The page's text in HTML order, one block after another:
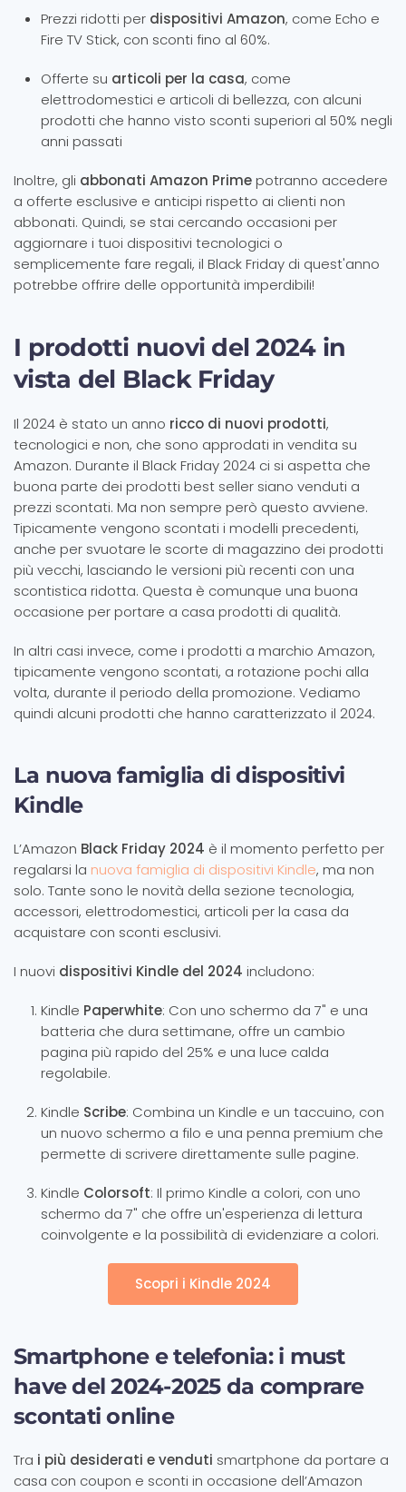
Prezzi ridotti per dispositivi Amazon, come Echo e
Fire TV Stick, con sconti fino al 60%.
Offerte su articoli per la casa, come
elettrodomestici e articoli di bellezza, con alcuni
prodotti che hanno visto sconti superiori al 50% negli
anni passati​
Inoltre, gli abbonati Amazon Primepotranno accedere
a offerte esclusive e anticipi rispetto ai clienti non
abbonati. Quindi, se stai cercando occasioni per
aggiornare i tuoi dispositivi tecnologici o
semplicemente fare regali, il Black Friday di quest'anno
potrebbe offrire delle opportunità imperdibili!
I prodotti nuovi del 2024 in
vista del Black Friday
Il 2024 è stato un anno ricco di nuovi prodotti,
tecnologici e non, che sono approdati in vendita su
Amazon. Durante il Black Friday 2024 ci si aspetta che
buona parte dei prodotti best seller siano venduti a
prezzi scontati. Ma non sempre però questo avviene.
Tipicamente vengono scontati i modelli precedenti,
anche per svuotare le scorte di magazzino dei prodotti
più vecchi, lasciando le versioni più recenti con una
scontistica ridotta. Questa è comunque una buona
occasione per portare a casa prodotti di qualità.
In altri casi invece, come i prodotti a marchio Amazon,
tipicamente vengono scontati, a rotazione pochi alla
volta, durante il periodo della promozione. Vediamo
quindi alcuni prodotti che hanno caratterizzato il 2024.
La nuova famiglia di dispositivi
Kindle
L’Amazon Black Friday 2024 è il momento perfetto per
regalarsi la nuova famiglia di dispositivi Kindle, ma non
solo. Tante sono le novità della sezione tecnologia,
accessori, elettrodomestici, articoli per la casa da
acquistare con sconti esclusivi.
I nuovi dispositivi Kindle del 2024 includono:
Kindle Paperwhite: Con uno schermo da 7" e una
batteria che dura settimane, offre un cambio
pagina più rapido del 25% e una luce calda
regolabile.
Kindle Scribe: Combina un Kindle e un taccuino, con
un nuovo schermo a filo e una penna premium che
permette di scrivere direttamente sulle pagine.
Kindle Colorsoft: Il primo Kindle a colori, con uno
schermo da 7" che offre un'esperienza di lettura
coinvolgente e la possibilità di evidenziare a colori.
Scopri i Kindle 2024
Smartphone e telefonia: i must
have del 2024-2025 da comprare
scontati online
Tra i più desiderati e venduti smartphone da portare a
casa con coupon e sconti in occasione dell’Amazon